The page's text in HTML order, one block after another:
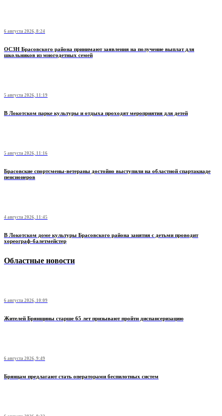
6 августа 2026, 8:24
ОСЗН Брасовского района принимают заявления на получение выплат для
школьников из многодетных семей
5 августа 2026, 11:19
В Локотском парке культуры и отдыха проходят мероприятия для детей
5 августа 2026, 11:16
Брасовские спортсмены-ветераны достойно выступили на областной спартакиаде
пенсионеров
4 августа 2026, 11:45
В Локотском доме культуры Брасовского района занятия с детьми проводит
хореограф-балетмейстер
Областные новости
6 августа 2026, 10:09
Жителей Брянщины старше 65 лет призывают пройти диспансеризацию
6 августа 2026, 9:49
Брянцам предлагают стать оперaторами бeспилотных систeм